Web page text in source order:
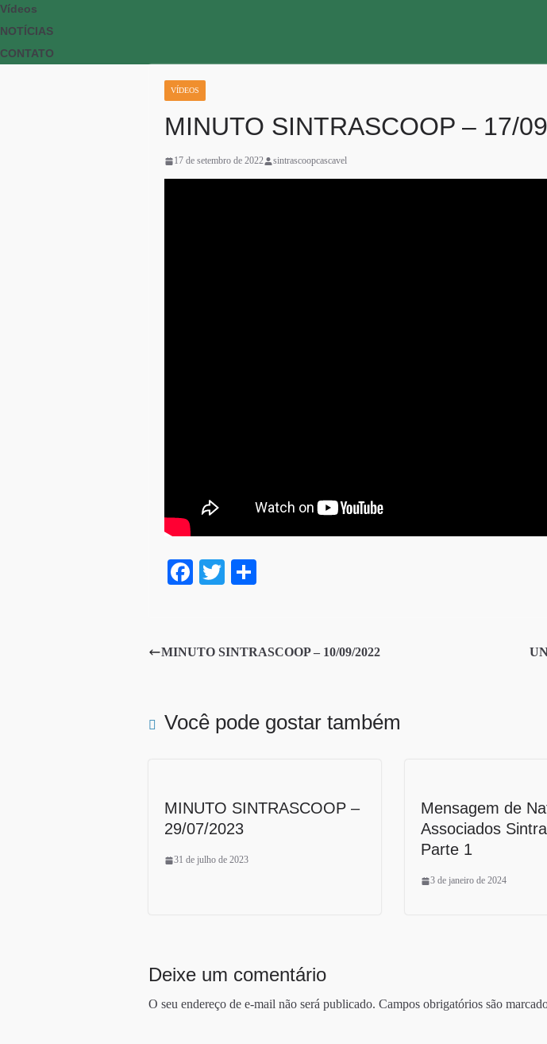
Vídeos
NOTÍCIAS
CONTATO
VÍDEOS
MINUTO SINTRASCOOP – 17/
17 de setembro de 2022 sintrascoopcascavel
Fa
ok
T
r
MINUTO SINTRASCOOP – 10/09/2022
Você pode gostar também
MINUTO SINTRASCOOP –
29/07/2023
31 de julho de 2023
Mensagem de
Associados
Parte 1
3 de janeiro de 2024
Deixe um comentário
O seu endereço de e-mail não será publicado. Campos obrigatórios são